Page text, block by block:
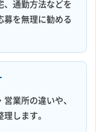
、通勤方法などを
を無理に勧める
業所の違いや、
します。